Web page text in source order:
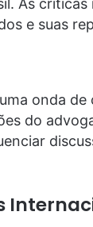
As
e suas
onda
do